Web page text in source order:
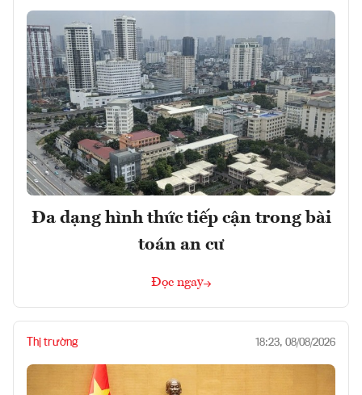
Đa dạng hình thức tiếp cận trong bài
toán an cư
Đọc ngay
Thị trường 18:23, 08/08/2026